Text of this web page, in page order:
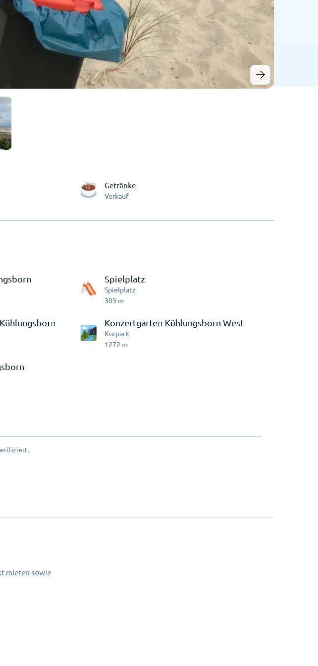
Getränke
Verkauf
Spielplatz
Spielplatz
303 m
Konzertgarten Kühlungsborn West
Kurpark
1272 m
mieten sowie